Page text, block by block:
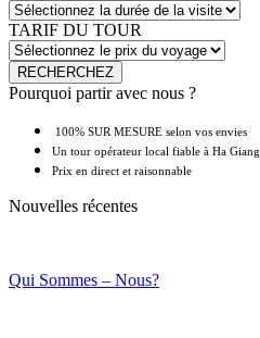
TARIF DU TOUR
Pourquoi partir avec nous ?
100% SUR MESURE selon vos envies
Un tour opérateur local fiable à Ha Giang
Prix en direct et raisonnable
Nouvelles récentes
Qui Sommes – Nous?